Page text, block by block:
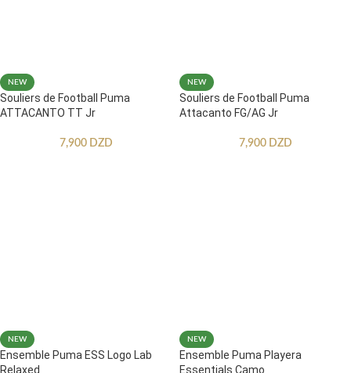
NEW
Souliers de Football Puma
ATTACANTO TT Jr
7,900 DZD
NEW
Souliers de Football Puma
Attacanto FG/AG Jr
7,900 DZD
NEW
Ensemble Puma ESS Logo Lab
Relaxed
NEW
Ensemble Puma Playera
Essentials Camo